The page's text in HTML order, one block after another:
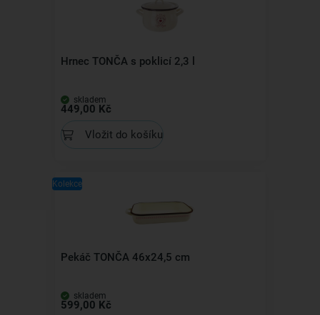
Hrnec TONČA s poklicí 2,3 l
skladem
449,00 Kč
Vložit do košíku
Kolekce
Pekáč TONČA 46x24,5 cm
skladem
599,00 Kč